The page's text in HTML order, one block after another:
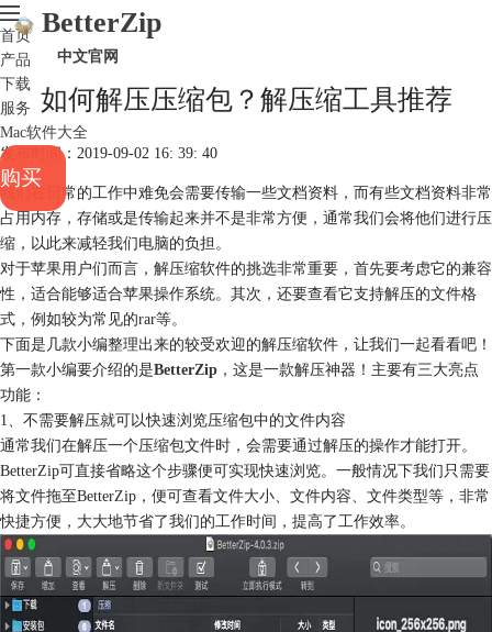
BetterZip
中文官网
首页
产品
下载
服务
Mac软件大全
购买
如何解压压缩包？解压缩工具推荐
发布时间：2019-09-02 16: 39: 40
我们在日常的工作中难免会需要传输一些文档资料，而有些文档资料非常
占用内存，存储或是传输起来并不是非常方便，通常我们会将他们进行压
缩，以此来减轻我们电脑的负担。
对于苹果用户们而言，解压缩软件的挑选非常重要，首先要考虑它的兼容
性，适合能够适合苹果操作系统。其次，还要查看它支持解压的文件格
式，例如较为常见的rar等。
下面是几款小编整理出来的较受欢迎的解压缩软件，让我们一起看看吧！
第一款小编要介绍的是BetterZip ，这是一款解压神器！主要有三大亮点
功能：
1、不需要解压就可以快速浏览压缩包中的文件内容
通常我们在解压一个压缩包文件时，会需要通过解压的操作才能打开。
BetterZip可直接省略这个步骤便可实现快速浏览。一般情况下我们只需要
将文件拖至BetterZip，便可查看文件大小、文件内容、文件类型等，非常
快捷方便，大大地节省了我们的工作时间，提高了工作效率。